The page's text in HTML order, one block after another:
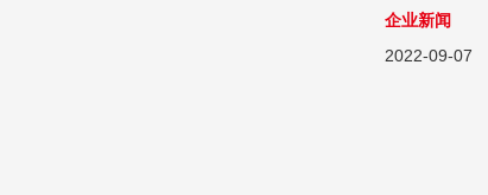
企业新闻
2022-09-07